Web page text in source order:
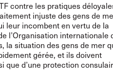
contre les pratiques
injuste des gens de
leur incombent en vertu de la
l’Organisation internationale
la situation des gens de mer
gérée, et ils doivent
que d’une protection